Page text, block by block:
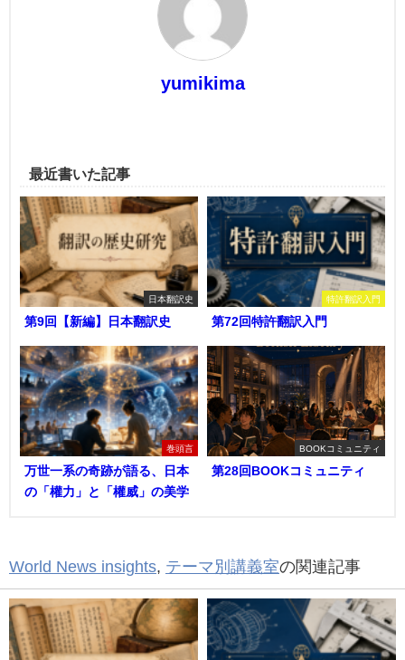
yumikima
最近書いた記事
日本翻訳史
第9回【新編】日本翻訳史
特許翻訳入門
第72回特許翻訳入門
巻頭言
万世一系の奇跡が語る、日本
の「權力」と「權威」の美学
BOOKコミュニティ
第28回BOOKコミュニティ
World News insights テーマ別講義室の関連記事